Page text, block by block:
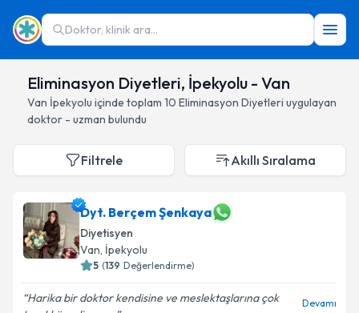
Doktor, klinik ara...
Eliminasyon Diyetleri, İpekyolu - Van
Van İpekyolu içinde toplam 10 Eliminasyon Diyetleri uygulayan
doktor - uzman bulundu
Filtrele Akıllı Sıralama
Dyt. Berçem Şenkaya
Diyetisyen
Van, İpekyolu
5 (139 Değerlendirme)
Harika bir doktor kendisine ve meslektaşlarına çok
Devamı